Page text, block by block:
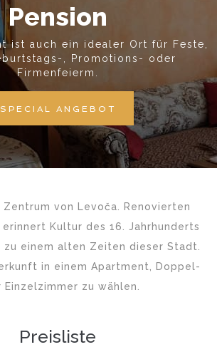
Pension
ist auch ein idealer Ort für Feste,
, Promotions- oder
Firmenfeierm.
SPECIAL ANGEBOT
von Levoča. Renovierten
erinnert Kultur des 16. Jahrhunderts
zu einem alten Zeiten dieser Stadt.
in einem Apartment, Doppel-
Einzelzimmer zu wählen.
Preisliste